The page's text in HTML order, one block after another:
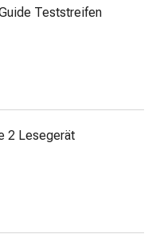
Teststreifen
2 Lesegerät